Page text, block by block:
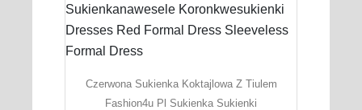
Czerwona Sukienka Koktajlowa Z Tiulem
Fashion4u Pl Sukienka Sukienki